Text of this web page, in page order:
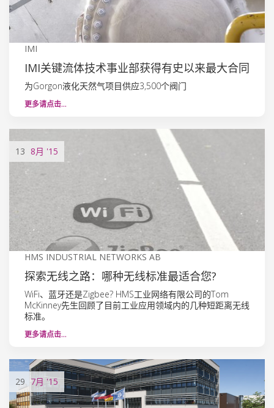
IMI
IMI关键流体技术事业部获得有史以来最大合同
为Gorgon液化天然气项目供应3,500个阀门
更多请点击…
13 8月 '15
HMS INDUSTRIAL NETWORKS AB
探索无线之路：哪种无线标准最适合您?
WiFi、蓝牙还是Zigbee? HMS工业网络有限公司的Tom
McKinney先生回顾了目前工业应用领域内的几种短距离无线
标准。
更多请点击…
29 7月 '15